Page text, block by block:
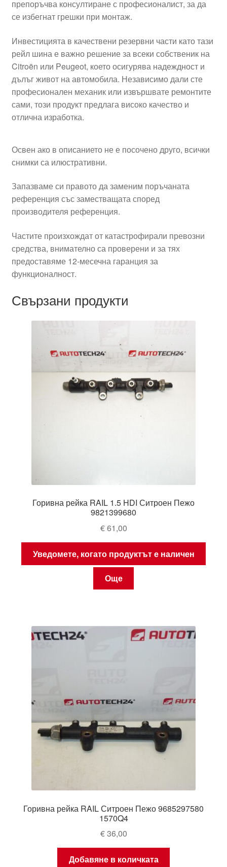
препоръчва консултиране с професионалист, за да
се избегнат грешки при монтаж.
Инвестицията в качествени резервни части като тази
рейл шина е важно решение за всеки собственик на
Citroën или Peugeot, което осигурява надеждност и
дълъг живот на автомобила. Независимо дали сте
професионален механик или извършвате ремонтите
сами, този продукт предлага високо качество и
отлична изработка.
Освен ако в описанието не е посочено друго, всички
снимки са илюстративни.
Запазваме си правото да заменим поръчаната
референция със заместващата според
производителя референция.
Частите произхождат от катастрофирали превозни
средства, внимателно са проверени и за тях
предоставяме 12-месечна гаранция за
функционалност.
Свързани продукти
Горивна рейка RAIL 1.5 HDI Ситроен Пежо
9821399680
€61,00
Уведомете, когато продуктът е наличен
Още
Горивна рейка RAIL Ситроен Пежо 9685297580
1570Q4
€36,00
Добавяне в количката